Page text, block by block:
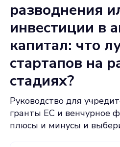
разводнения
инвестиции в
капитал: что
стартапов на
стадиях?
Руководство для
гранты ЕС и венчурное
плюсы и минусы и